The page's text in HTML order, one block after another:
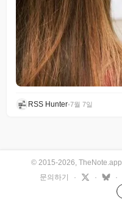
RSS Hunter•7월 7일
© 2015-2026, TheNote.app
문의하기
· · ·